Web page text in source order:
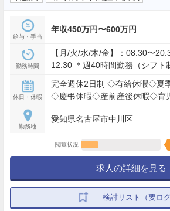
給与・手当
年収450万円〜600万円
勤務時間
【月/火/水/木/金】：08:30〜
12:30 ＊週40時間勤務（シフト
休日・休暇
完全週休2日制 ◇有給休暇◇夏
◇慶弔休暇◇産前産後休暇◇育
勤務地
愛知県名古屋市中川区
閲覧状況
求人の詳細を見る
検討リスト（要ログ